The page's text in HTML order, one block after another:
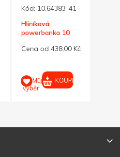
Kód: 10.64383-41
Hliníková
powerbanka 10
Cena od 438,00 Kč
Můj
výběr
KOUPIT